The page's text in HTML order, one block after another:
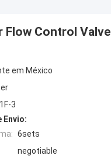
Flow Control Valve
em México
3
Envio:
6sets
negotiable